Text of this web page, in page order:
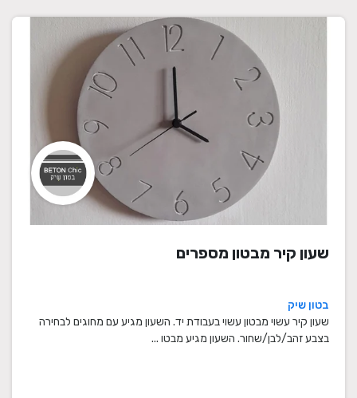
שעון קיר מבטון מספרים
בטון שיק
שעון קיר עשוי מבטון עשוי בעבודת יד. השעון מגיע עם מחוגים לבחירה
בצבע זהב/לבן/שחור. השעון מגיע מבטו ...